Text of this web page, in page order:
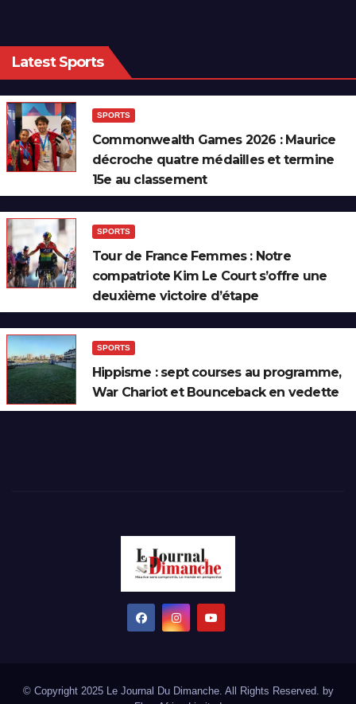
Latest Sports
SPORTS
Commonwealth Games 2026 : Maurice
décroche quatre médailles et termine
15e au classement
SPORTS
Tour de France Femmes : Notre
compatriote Kim Le Court s’offre une
deuxième victoire d’étape
SPORTS
Hippisme : sept courses au programme,
War Chariot et Bounceback en vedette
© Copyright 2025 Le Journal Du Dimanche. All Rights Reserved. by